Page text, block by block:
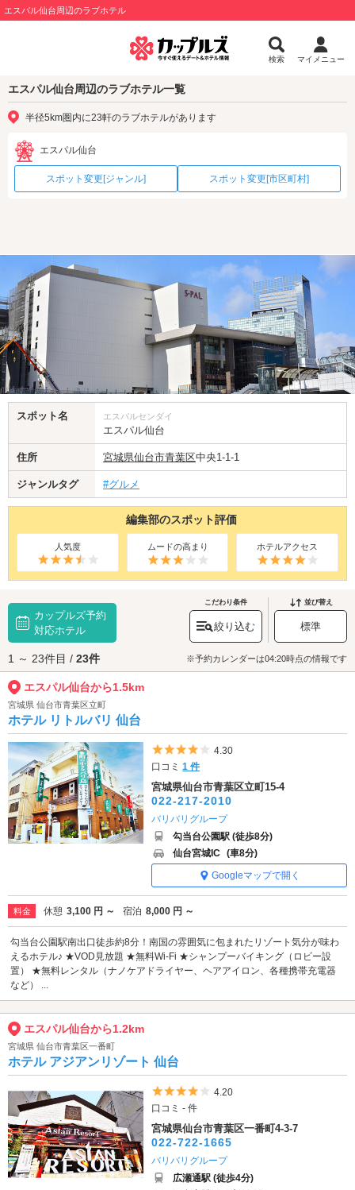
エスパル仙台周辺のラブホテル
検索 マイメニュー
エスパル仙台周辺のラブホテル一覧
半径5km圏内に23軒のラブホテルがあります
エスパル仙台
スポット変更[ジャンル] スポット変更[市区町村]
スポット名 エスパルセンダイ
エスパル仙台
住所 宮城県仙台市青葉区中央1-1-1
ジャンルタグ #グルメ
編集部のスポット評価
人気度 ムードの高まり ホテルアクセス
カップルズ予約
対応ホテル
こだわり条件
絞り込む
並び替え
標準
1 ～ 23件目 / 23件 ※予約カレンダーは04:20時点の情報です
エスパル仙台から1.5km
宮城県 仙台市青葉区立町
ホテル リトルバリ 仙台
5つ星のうち4
4.30
口コミ1 件
宮城県仙台市青葉区立町15-4
022-217-2010
バリバリグループ
勾当台公園駅 (徒歩8分)
仙台宮城IC (車8分)
Googleマップで開く
料金 休憩 3,100 円 ～ 宿泊 8,000 円 ～
勾当台公園駅南出口徒歩約8分！南国の雰囲気に包まれたリゾート気分が味わ
えるホテル♪ ★VOD見放題 ★無料Wi-Fi ★シャンプーバイキング（ロビー設
置） ★無料レンタル（ナノケアドライヤー、ヘアアイロン、各種携帯充電器
など） ...
エスパル仙台から1.2km
宮城県 仙台市青葉区一番町
ホテル アジアンリゾート 仙台
5つ星のうち4
4.20
口コミ - 件
宮城県仙台市青葉区一番町4-3-7
022-722-1665
バリバリグループ
広瀬通駅 (徒歩4分)